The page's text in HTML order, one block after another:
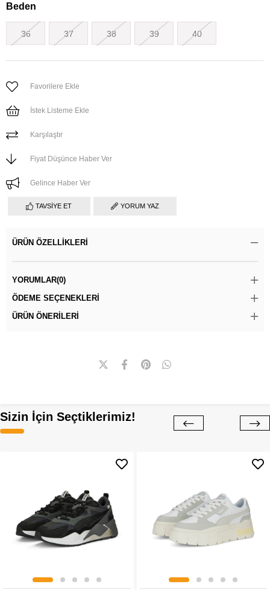
Beden
36 37 38 39 40
Favorilere Ekle
İstek Listeme Ekle
Karşılaştır
Fiyat Düşünce Haber Ver
Gelince Haber Ver
TAVSIYE ET YORUM YAZ
ÜRÜN ÖZELLIKLERI
YORUMLAR(0)
ÖDEME SEÇENEKLERI
ÜRÜN ÖNERILERI
Sizin İçin Seçtiklerimiz!